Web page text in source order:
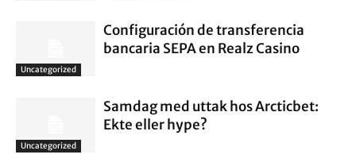
Uncategorized
Configuración de transferencia
bancaria SEPA en Realz Casino
Uncategorized
Samdag med uttak hos Arcticbet:
Ekte eller hype?